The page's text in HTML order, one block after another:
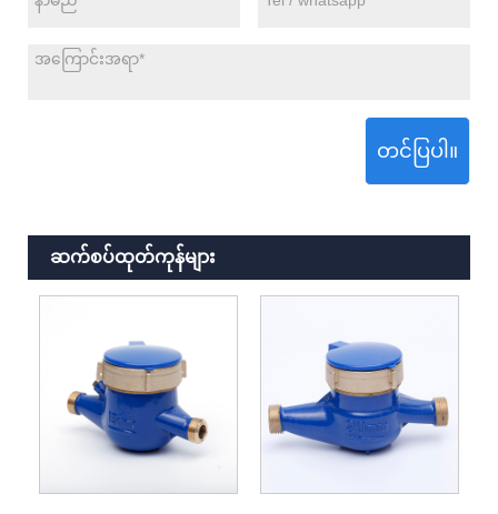
တင်ပြပါ။
ဆက်စပ်ထုတ်ကုန်များ